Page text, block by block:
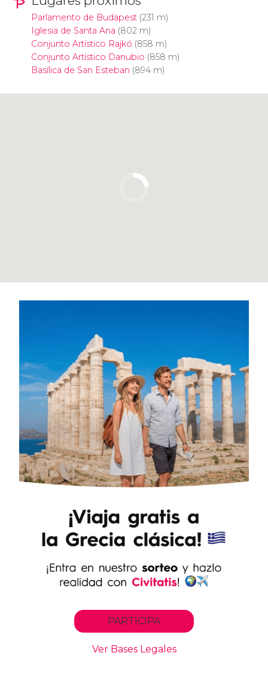
Parlamento de Budapest(231 m)
Iglesia de Santa Ana (802 m)
Conjunto Artístico Rajkó (858 m)
Conjunto Artístico Danubio (858 m)
Basílica de San Esteban (894 m)